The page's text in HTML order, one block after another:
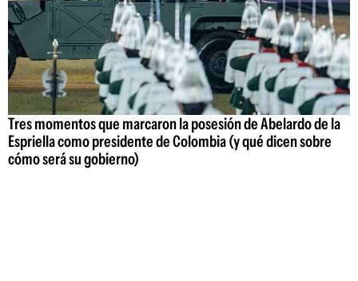
Tres momentos que marcaron la posesión de Abelardo de la
Espriella como presidente de Colombia (y qué dicen sobre
cómo será su gobierno)